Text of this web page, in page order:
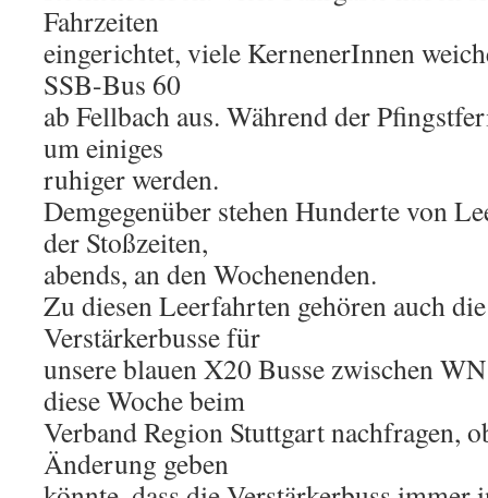
Fahrzeiten
eingerichtet, viele KernenerInnen
SSB-Bus 60
ab Fellbach aus. Während der
um einiges
ruhiger werden.
Demgegenüber stehen Hunderte von
der Stoßzeiten,
abends, an den Wochenenden.
Zu diesen Leerfahrten gehören auch
Verstärkerbusse für
unsere blauen X20 Busse zwischen
diese Woche beim
Verband Region Stuttgart nachfragen,
Änderung geben